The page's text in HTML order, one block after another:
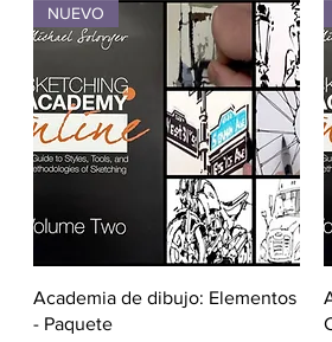
Vista rápida
NUEVO
Academia de dibujo: Elementos
- Paquete